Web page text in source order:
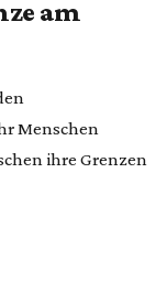
am
Menschen
ihre Grenzen